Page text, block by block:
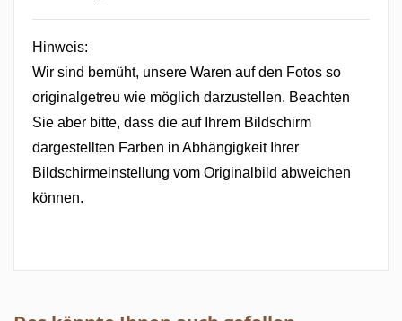
Hinweis:
Wir sind bemüht, unsere Waren auf den Fotos so
originalgetreu wie möglich darzustellen. Beachten
Sie aber bitte, dass die auf Ihrem Bildschirm
dargestellten Farben in Abhängigkeit Ihrer
Bildschirmeinstellung vom Originalbild abweichen
können.